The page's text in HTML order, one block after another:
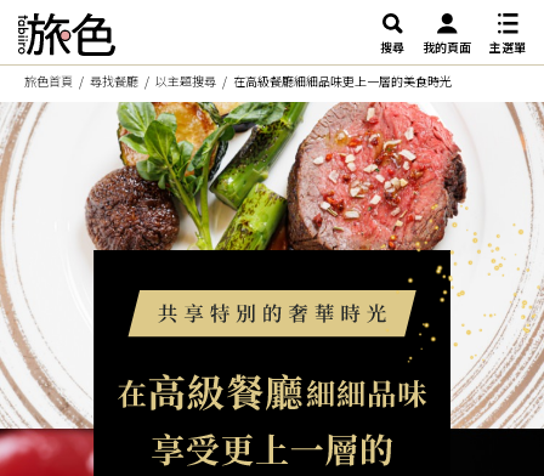
搜尋 我的頁面
主選單
旅色首頁
尋找餐廳 以主題搜尋 在高級餐廳細細品味更上一層的美食時光